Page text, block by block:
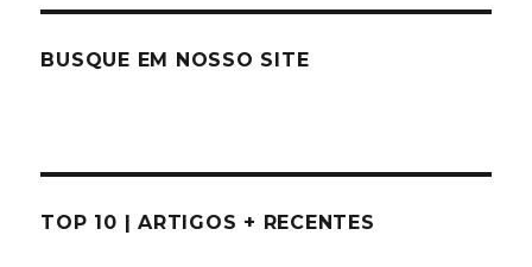
BUSQUE EM NOSSO SITE
TOP 10 | ARTIGOS + RECENTES